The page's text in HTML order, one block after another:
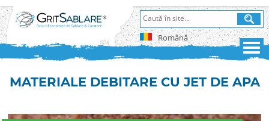
Română
MATERIALE DEBITARE CU JET DE APA